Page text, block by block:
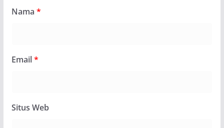
Nama *
Email*
Situs Web